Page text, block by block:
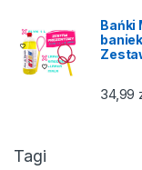
Bańki
34,99
Tagi